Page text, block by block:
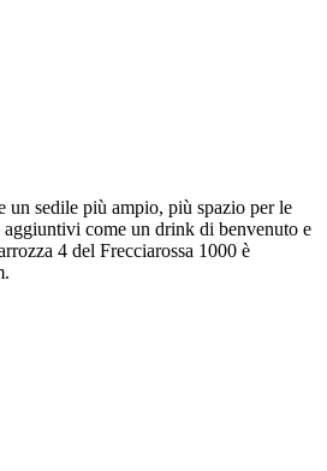
sedile più ampio, più spazio per le
aggiuntivi come un drink di benvenuto e
4 del Frecciarossa 1000 è